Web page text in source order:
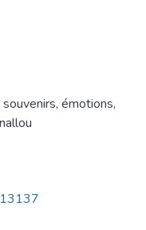
souvenirs, émotions,